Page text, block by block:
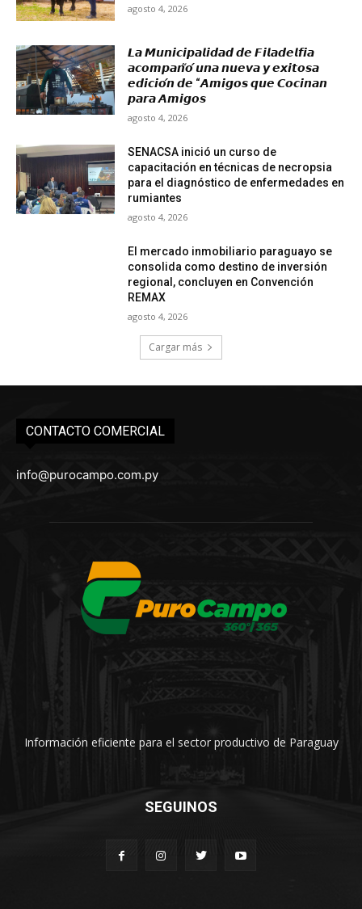
agosto 4, 2026
𝙇𝙖 𝙈𝙪𝙣𝙞𝙘𝙞𝙥𝙖𝙡𝙞𝙙𝙖𝙙 𝙙𝙚 𝙁𝙞𝙡𝙖𝙙𝙚𝙡𝙛𝙞𝙖
𝙖𝙘𝙤𝙢𝙥𝙖𝙣̃𝙤́ 𝙪𝙣𝙖 𝙣𝙪𝙚𝙫𝙖 𝙮 𝙚𝙭𝙞𝙩𝙤𝙨𝙖
𝙚𝙙𝙞𝙘𝙞𝙤́𝙣 𝙙𝙚 “𝘼𝙢𝙞𝙜𝙤𝙨 𝙦𝙪𝙚 𝘾𝙤𝙘𝙞𝙣𝙖𝙣
𝙥𝙖𝙧𝙖 𝘼𝙢𝙞𝙜𝙤𝙨
agosto 4, 2026
SENACSA inició un curso de
capacitación en técnicas de necropsia
para el diagnóstico de enfermedades en
rumiantes
agosto 4, 2026
El mercado inmobiliario paraguayo se
consolida como destino de inversión
regional, concluyen en Convención
REMAX
agosto 4, 2026
Cargar más
CONTACTO COMERCIAL
info@purocampo.com.py
Información eficiente para el sector productivo de Paraguay
SEGUINOS